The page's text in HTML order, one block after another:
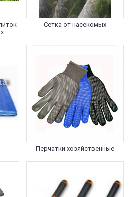
Сетка от насекомых
Перчатки хозяйственные